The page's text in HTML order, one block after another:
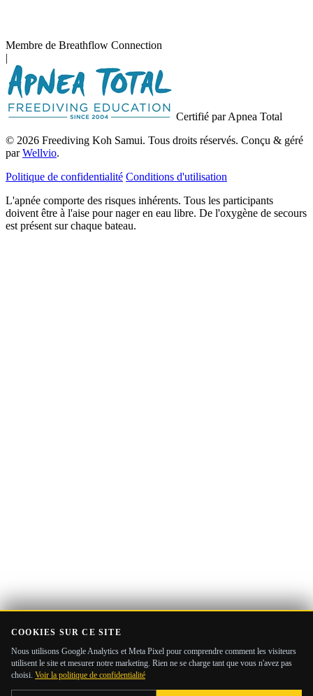
Membre de Breathflow Connection
|
Certifié par Apnea Total
© 2026 Freediving Koh Samui. Tous droits réservés. Conçu & géré
parWellvio.
Politique de confidentialité Conditions d'utilisation
L'apnée comporte des risques inhérents. Tous les participants
doivent être à l'aise pour nager en eau libre. De l'oxygène de secours
est présent sur chaque bateau.
COOKIES SUR CE SITE
Nous utilisons Google Analytics et Meta Pixel pour comprendre comment les visiteurs
utilisent le site et mesurer notre marketing. Rien ne se charge tant que vous n'avez pas
choisi. Voir la politique de confidentialité